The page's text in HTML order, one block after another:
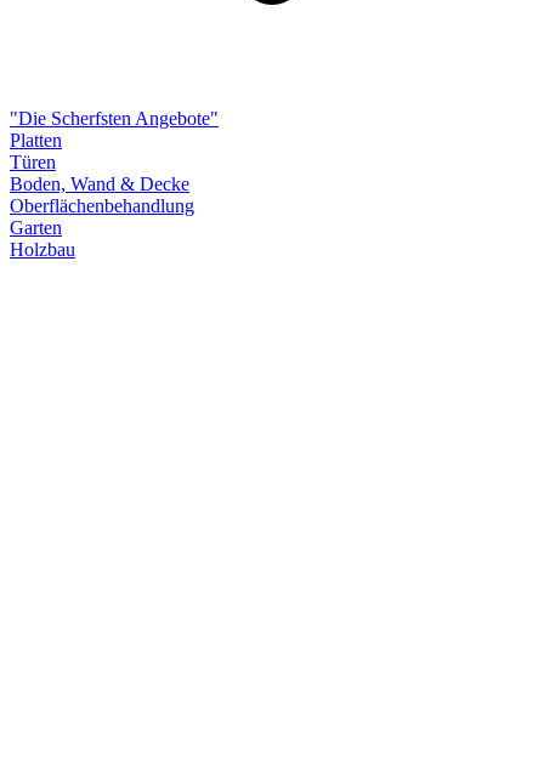
"Die Scherfsten Angebote"
Platten
Türen
Boden, Wand & Decke
Oberflächenbehandlung
Garten
Holzbau